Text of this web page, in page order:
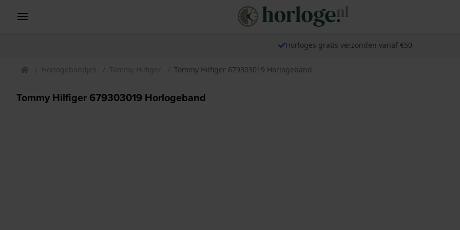
Horloges gratis verzonden vanaf €50
Horlogebandjes Tommy Hilfiger Tommy Hilfiger 679303019 Horlogeband
Tommy Hilfiger 679303019 Horlogeband